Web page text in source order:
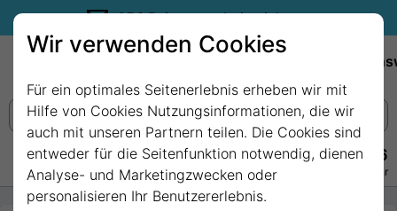
35€ Reisegutschein sichern.
+49 228 3875 7256
Persönlich · Kostenlos · Täglich 08–22 Uhr
Wir verwenden Cookies
Für ein optimales Seitenerlebnis erheben wir mit
Hilfe von Cookies Nutzungsinformationen, die wir
auch mit unseren Partnern teilen. Die Cookies sind
entweder für die Seitenfunktion notwendig, dienen
Analyse- und Marketingzwecken oder
personalisieren Ihr Benutzererlebnis.